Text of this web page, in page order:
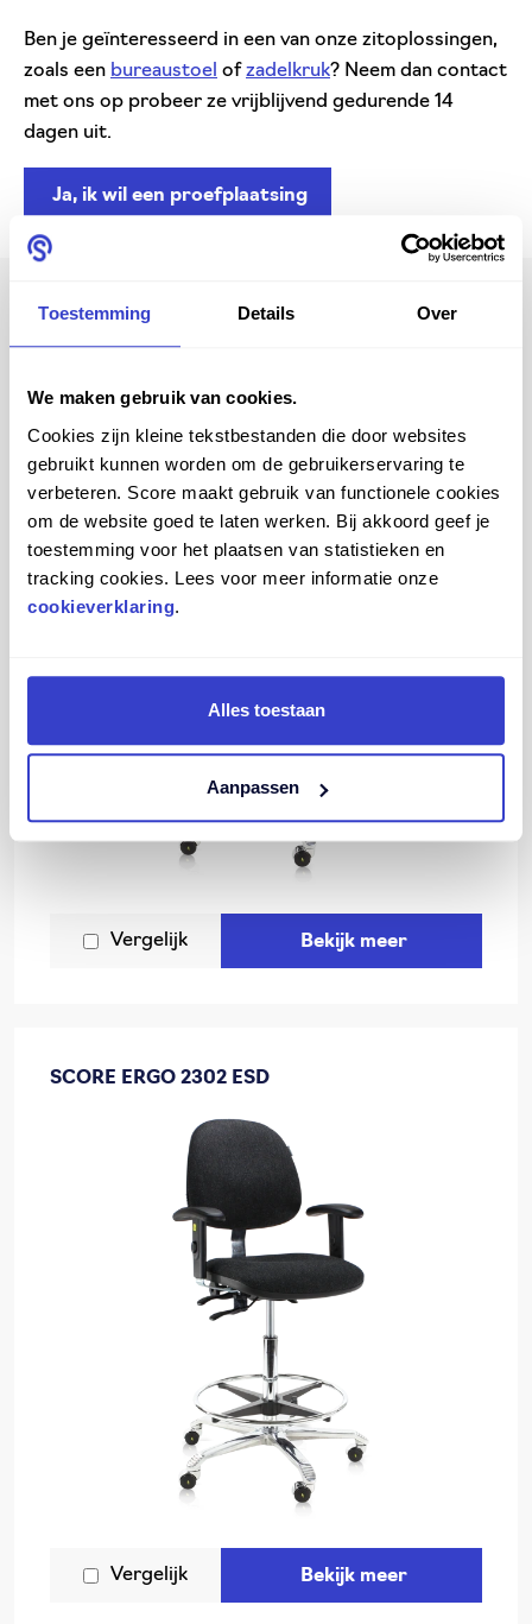
Toestemming Details Over
We maken gebruik van cookies.
Cookies zijn kleine tekstbestanden die door websites
gebruikt kunnen worden om de gebruikerservaring te
verbeteren. Score maakt gebruik van functionele cookies
om de website goed te laten werken. Bij akkoord geef je
toestemming voor het plaatsen van statistieken en
tracking cookies. Lees voor meer informatie onze
cookieverklaring.
Alles toestaan
Aanpassen
Ben je geïnteresseerd in een van onze zitoplossingen,
zoals een bureaustoel of zadelkruk? Neem dan contact
met ons op probeer ze vrijblijvend gedurende 14
dagen uit.
Ja, ik wil een proefplaatsing
Ook in deze lijn verkrijgbaar
SCORE ERGO 2301 ESD
Vergelijk Bekijk meer
SCORE ERGO 2302 ESD
Vergelijk Bekijk meer